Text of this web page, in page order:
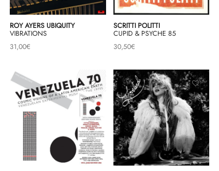
ROY AYERS UBIQUITY
VIBRATIONS
31,00€
SCRITTI POLITTI
CUPID & PSYCHE 85
30,50€